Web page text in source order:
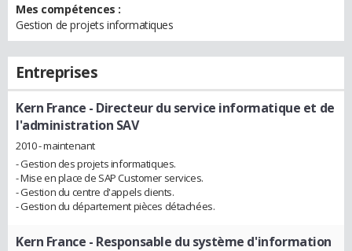
Mes compétences :
Gestion de projets informatiques
Entreprises
Kern France - Directeur du service informatique et de
l'administration SAV
2010 - maintenant
- Gestion des projets informatiques.
- Mise en place de SAP Customer services.
- Gestion du centre d'appels clients.
- Gestion du département pièces détachées.
Kern France - Responsable du système d'information